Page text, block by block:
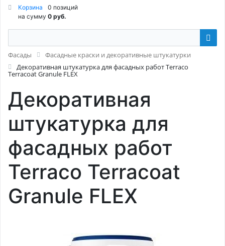
Корзина
0 позиций
на сумму 0 руб.
Фасады
Фасадные краски и декоративные штукатурки
Декоративная штукатурка для фасадных работ Terraco
Terracoat Granule FLEX
Декоративная
штукатурка для
фасадных работ
Terraco Terracoat
Granule FLEX